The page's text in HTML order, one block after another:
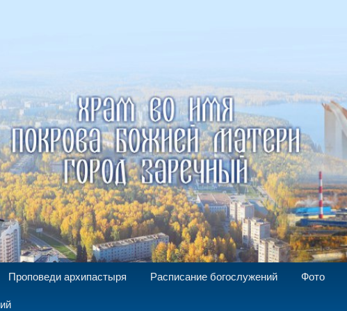
Божией Матери г. Заречный
Проповеди архипастыря Расписание богослужений Фото